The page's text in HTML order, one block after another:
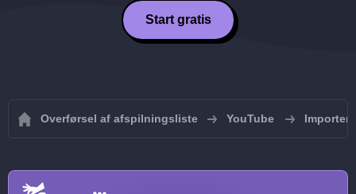
Start gratis
Overførsel af afspilningsliste YouTube Importer